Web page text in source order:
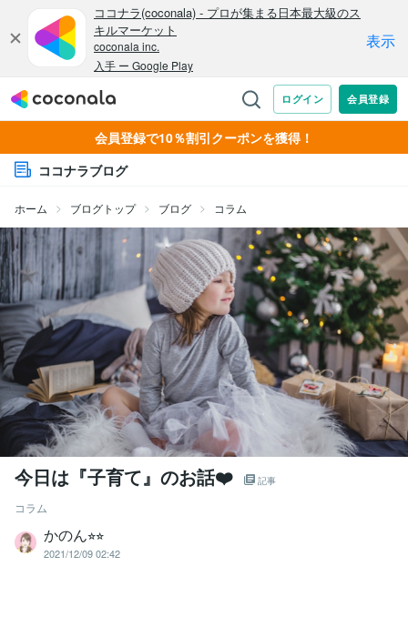
会員登録で10％割引クーポンを獲得！
ココナラブログ
ホーム ブログトップ ブログ コラム
今日は『子育て』のお話❤️ 記事
コラム
かのん⭐︎⭐︎
2021/12/09 02:42